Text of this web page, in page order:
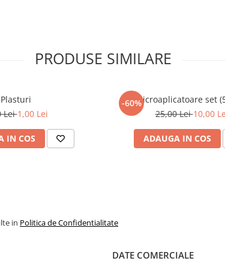
PRODUSE SIMILARE
Plasturi
Lei1,00 Lei
IN COS
-60%Microaplicatoare set
25,00 Lei10,00
ADAUGA IN COS
in Politica de Confidentialitate
DATE COMERCIALE